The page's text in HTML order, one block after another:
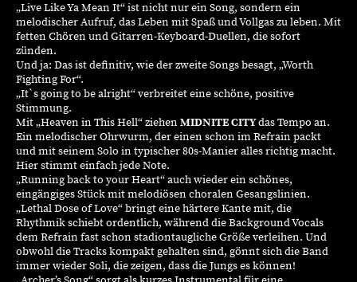
„Live LikeYaMean It“ ist nicht nur ein Song, sondern ein
melodischer Aufruf, das Leben mit Spaß und Vollgas zu leben. Mit
fetten Chören und Gitarren-Keyboard-Duellen, die sofort
zünden.
Und ja: Das ist definitiv, wieder zweite Songsbesagt, „Worth
FightingFor“.
„It`sgoingto bealright“ verbreitet eine schöne, positive
Stimmung.
Mit „Heaven in This Hell“ ziehen MIDNITE CITYdas Tempo an.
Ein melodischer Ohrwurm, der einen schon im Refrain packt
und mit seinem Solo in typischer 80s-Manier alles richtig macht.
Hier stimmt einfach jede Note.
„Running backto yourHeart“ auch wieder ein schönes,
eingängiges Stück mit melodiösen choralen Gesangslinien.
„Lethal DoseofLove“ bringt eine härtere Kante mit, die
Rhythmik schiebt ordentlich, während die Background Vocals
dem Refrain fast schon stadiontaugliche Größe verleihen. Und
obwohl die Tracks kompakt gehalten sind, gönnt sich die Band
immer wieder Soli, die zeigen, dass die Jungs es können!